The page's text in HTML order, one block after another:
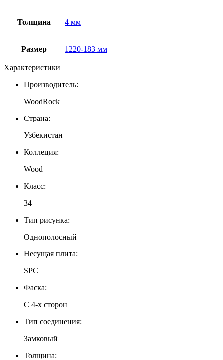
Толщина 4 мм
Размер 1220-183 мм
Характеристики
Производитель:
WoodRock
Страна:
Узбекистан
Коллеция:
Wood
Класс:
34
Тип рисунка:
Однополосный
Несущая плита:
SPC
Фаска:
С 4-х сторон
Тип соединения:
Замковый
Толщина: